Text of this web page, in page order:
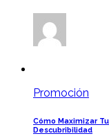
Promoción
Cómo Maximizar
Descubribilidad